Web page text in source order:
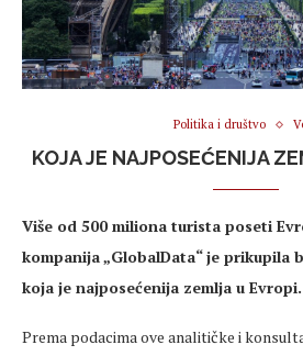
Politika i društvo
KOJA JE NAJPOSEĆENIJA
Više od 500 miliona turista poseti
kompanija „GlobalData“ je prikupila
koja je najposećenija zemlja u Evropi.
Prema podacima ove analitičke i